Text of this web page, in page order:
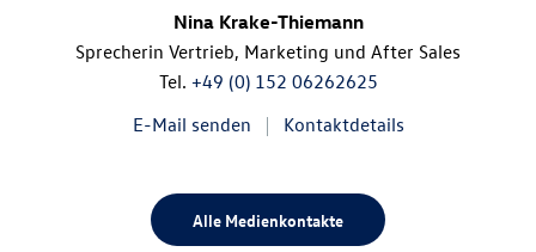
Nina Krake-Thiemann
Sprecherin Vertrieb, Marketing und After Sales
Tel. +49 (0) 152 06262625
E-Mail senden
Kontaktdetails
Alle Medienkontakte